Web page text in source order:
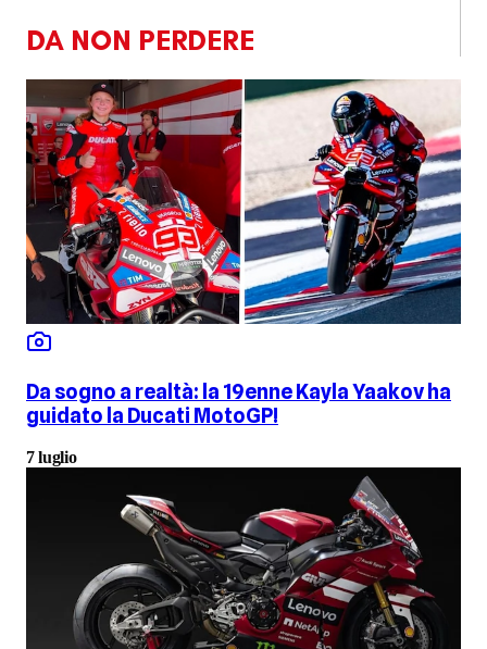
DA NON PERDERE
Da sogno a realtà: la 19enne Kayla Yaakov ha
guidato la Ducati MotoGP!
7 luglio